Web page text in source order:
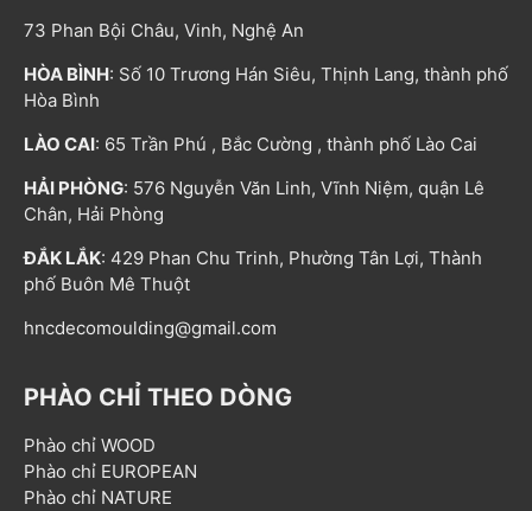
73 Phan Bội Châu, Vinh, Nghệ An
HÒA BÌNH: Số 10 Trương Hán Siêu, Thịnh Lang, thành phố
Hòa Bình
LÀO CAI: 65 Trần Phú , Bắc Cường , thành phố Lào Cai
HẢI PHÒNG: 576 Nguyễn Văn Linh, Vĩnh Niệm, quận Lê
Chân, Hải Phòng
ĐẮK LẮK: 429 Phan Chu Trinh, Phường Tân Lợi, Thành
phố Buôn Mê Thuột
hncdecomoulding@gmail.com
PHÀO CHỈ THEO DÒNG
Phào chỉ WOOD
Phào chỉ EUROPEAN
Phào chỉ NATURE